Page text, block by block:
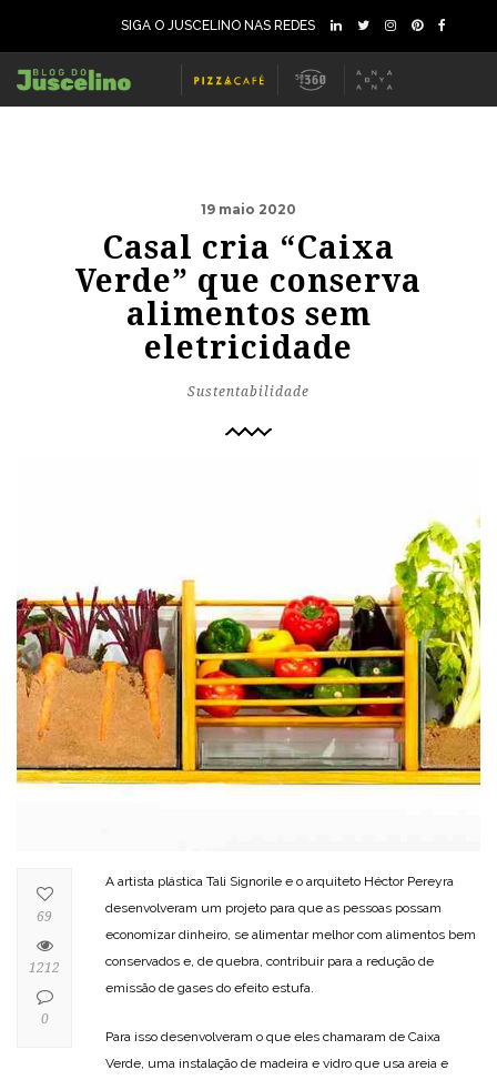
SIGA O JUSCELINO NAS REDES
19 maio 2020
Casal cria “Caixa
Verde” que conserva
alimentos sem
eletricidade
Sustentabilidade
A artista plástica Tali Signorile e o arquiteto Héctor Pereyra
desenvolveram um projeto para que as pessoas possam
economizar dinheiro, se alimentar melhor com alimentos bem
conservados e, de quebra, contribuir para a redução de
emissão de gases do efeito estufa.
Para isso desenvolveram o que eles chamaram de Caixa
Verde, uma instalação de madeira e vidro que usa areia e
69
1212
0